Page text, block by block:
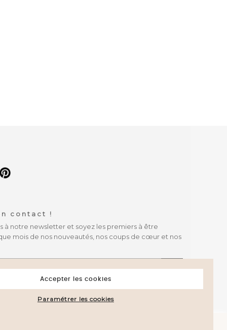
contact !
à notre newsletter et soyez les premiers à être
mois de nos nouveautés, nos coups de cœur et nos
OK
Accepter les cookies
Paramétrer les cookies